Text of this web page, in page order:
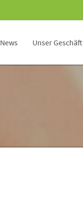
News Unser Geschäft